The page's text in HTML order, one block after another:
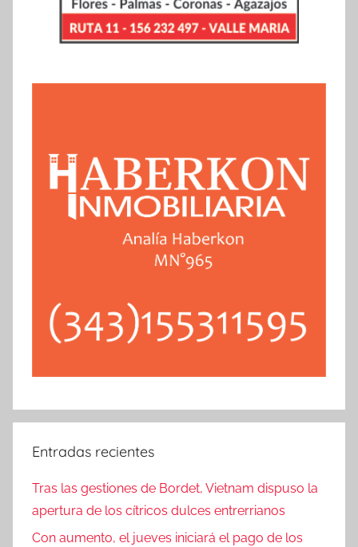
Entradas recientes
Tras las gestiones de Bordet, Vietnam dispuso la
apertura de los cítricos dulces entrerrianos
Con aumento, el jueves iniciará el pago de los